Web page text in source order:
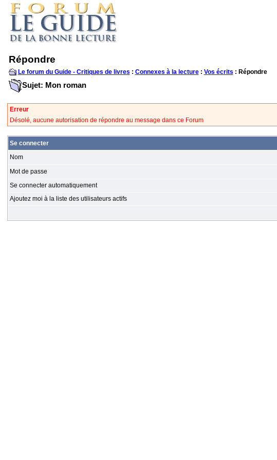
Répondre
Le forum du Guide - Critiques de livres : Connexes à la lecture: Vos écrits : Répondre
Sujet: Mon roman
Erreur
Désolé, aucune autorisation de répondre au message dans ce Forum
Se connecter
Nom
Mot de passe
Se connecter automatiquement
Ajoutez moi à la liste des utilisateurs actifs